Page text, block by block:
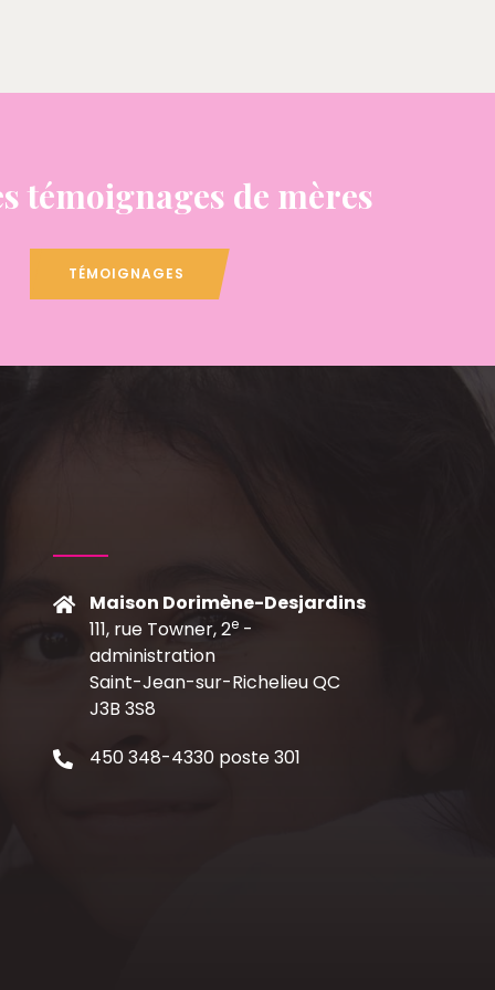
témoignages de mères
TÉMOIGNAGES
Maison Dorimène-Desjardins
111, rue Towner, 2e -
administration
Saint-Jean-sur-Richelieu QC
J3B 3S8
450 348-4330 poste 301